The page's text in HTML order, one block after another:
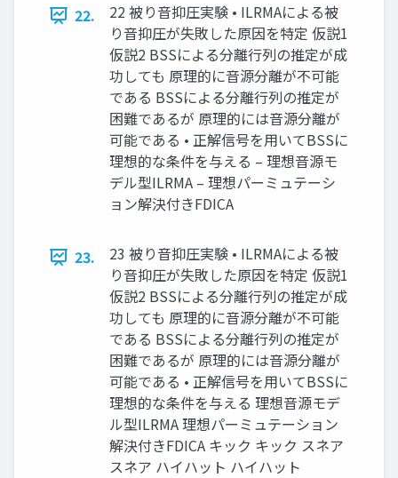
22.
22 被り音抑圧実験 • ILRMAによる被
り音抑圧が失敗した原因を特定 仮説1
仮説2 BSSによる分離行列の推定が成
功しても 原理的に音源分離が不可能
である BSSによる分離行列の推定が
困難であるが 原理的には音源分離が
可能である • 正解信号を用いてBSSに
理想的な条件を与える – 理想音源モ
デル型ILRMA – 理想パーミュテーシ
ョン解決付きFDICA
23.
23 被り音抑圧実験 • ILRMAによる被
り音抑圧が失敗した原因を特定 仮説1
仮説2 BSSによる分離行列の推定が成
功しても 原理的に音源分離が不可能
である BSSによる分離行列の推定が
困難であるが 原理的には音源分離が
可能である • 正解信号を用いてBSSに
理想的な条件を与える 理想音源モデ
ル型ILRMA 理想パーミュテーション
解決付きFDICA キック キック スネア
スネア ハイハット ハイハット